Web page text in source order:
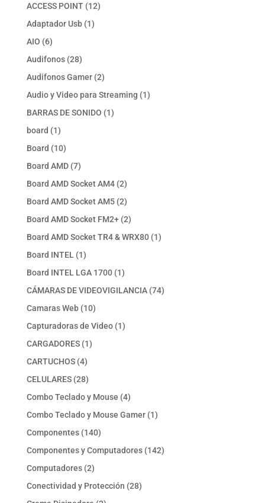
ACCESS POINT 1212
Adaptador Usb 11
AIO 66
productos
Audifonos 2828
productos
Audifonos Gamer 22
productos
Audio y Video para Streaming 11
BARRAS DE SONIDO 11
board 11
producto
Board 1010
productos
Board AMD 77
productos
Board AMD Socket AM4 22
productos
Board AMD Socket AM5 22
productos
Board AMD Socket FM2+ 22
productos
Board AMD Socket TR4 & WRX80 11
Board INTEL 11
producto
Board INTEL LGA 1700 11
producto
CÁMARAS DE VIDEOVIGILANCIA 7474
Camaras Web 1010
productos
Capturadoras de Video 11
CARGADORES 11
CARTUCHOS 44
productos
CELULARES 2828
productos
Combo Teclado y Mouse 44
productos
Combo Teclado y Mouse Gamer 11
Componentes 140140
productos
Componentes y Computadores 142142
Computadores 22
productos
Conectividad y Protección 2828